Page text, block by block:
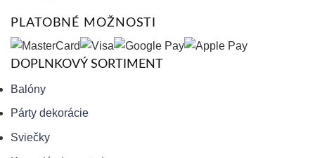
PLATOBNÉ MOŽNOSTI
DOPLNKOVÝ SORTIMENT
Balóny
Párty dekorácie
Sviečky